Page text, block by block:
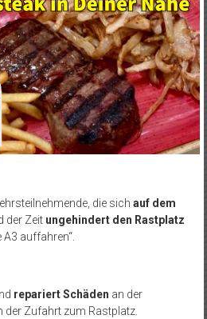
die sich auf dem
der Zeit ungehindert den Rastplatz
auffahren“.
repariert Schäden an der
Zufahrt zum Rastplatz.